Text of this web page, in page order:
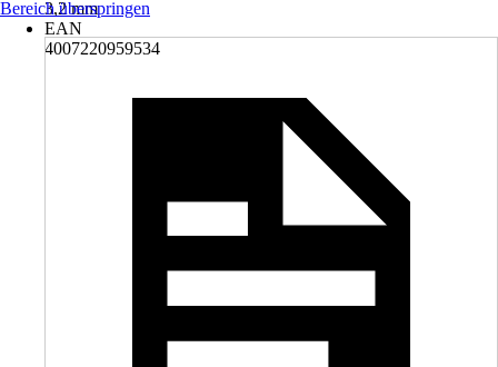
3,2 mm
EAN
4007220959534
Bereich überspringen